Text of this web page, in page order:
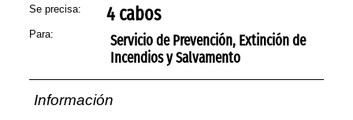
Se precisa: 4 cabos
Para:
Servicio de Prevención, Extinción de
Incendios y Salvamento
Información